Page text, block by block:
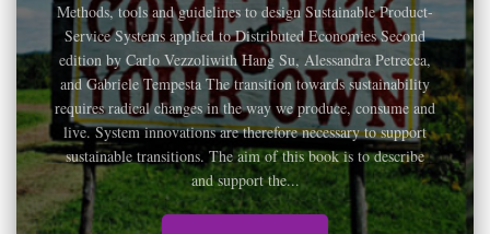
Methods, tools and guidelines to design Sustainable Product-
Service Systems applied to Distributed Economies Second
edition by Carlo Vezzoliwith Hang Su, Alessandra Petrecca,
and Gabriele Tempesta The transition towards sustainability
requires radical changes in the way we produce, consume and
live. System innovations are therefore necessary to support
sustainable transitions. The aim of this book is to describe
and support the...